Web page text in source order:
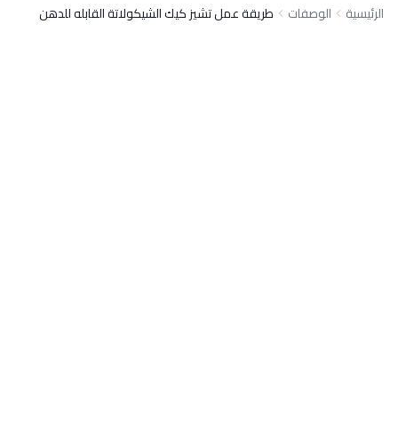
الرئيسية الوصفات طريقة عمل تشيز كيك الشيكولاتة القابله للدهن